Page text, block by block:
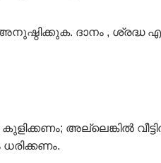
ദാനം , ശ്രദ്ധ
അല്ലെങ്കിൽ